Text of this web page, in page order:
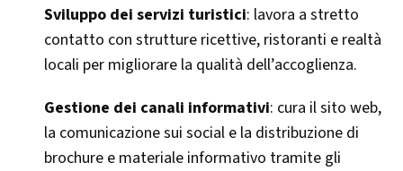
Sviluppo dei servizi turistici: lavora a stretto
contatto con strutture ricettive, ristoranti e realtà
locali per migliorare la qualità dell’accoglienza.
Gestione dei canali informativi: cura il sito web,
la comunicazione sui social e la distribuzione di
brochure e materiale informativo tramite gli